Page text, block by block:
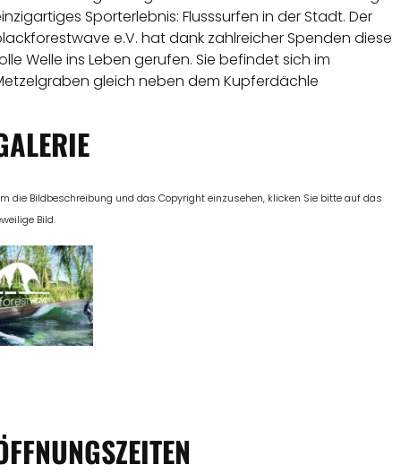
Sporterlebnis: Flusssurfen in der Stadt. Der
e.V. hat dank zahlreicher Spenden diese
Welle ins Leben gerufen. Sie befindet sich im
gleich neben dem Kupferdächle
die Bildbeschreibung und das Copyright einzusehen, klicken Sie bitte auf das
Bild.